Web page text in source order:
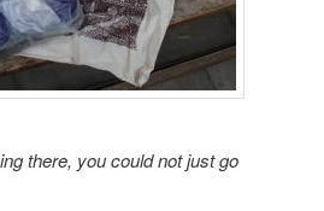
there, you could not just go